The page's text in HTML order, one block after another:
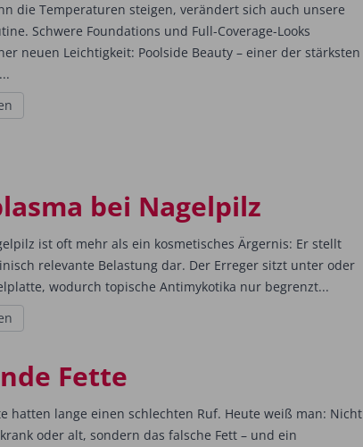
die Temperaturen steigen, verändert sich auch unsere
Schwere Foundations und Full-Coverage-Looks
neuen Leichtigkeit: Poolside Beauty – einer der stärksten
bei Nagelpilz
ist oft mehr als ein kosmetisches Ärgernis: Er stellt
relevante Belastung dar. Der Erreger sitzt unter oder
wodurch topische Antimykotika nur begrenzt...
Fette
hatten lange einen schlechten Ruf. Heute weiß man: Nicht
oder alt, sondern das falsche Fett – und ein